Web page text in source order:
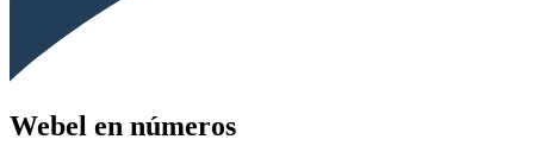
Webel en números